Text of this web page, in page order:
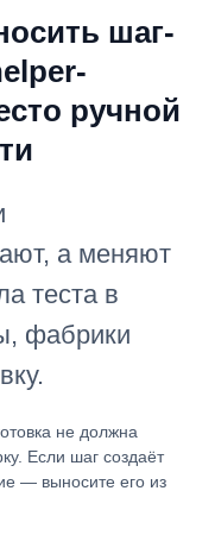
шаг-
ручной
а меняют
теста в
фабрики
не должна
Если шаг создаёт
— выносите его из